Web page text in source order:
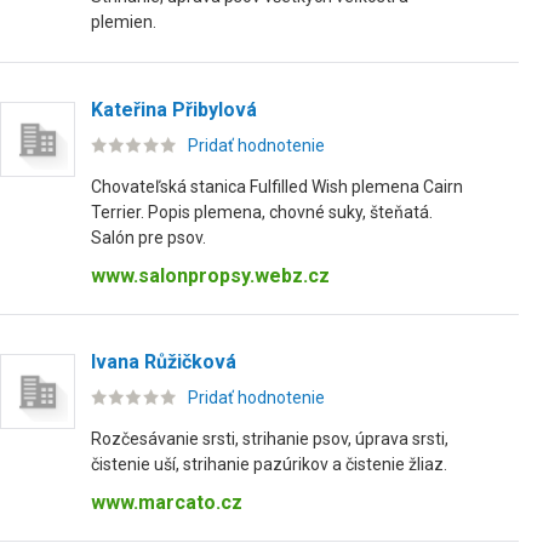
plemien.
Kateřina Přibylová
Pridať hodnotenie
Chovateľská stanica Fulfilled Wish plemena Cairn
Terrier. Popis plemena, chovné suky, šteňatá.
Salón pre psov.
www.salonpropsy.webz.cz
Ivana Růžičková
Pridať hodnotenie
Rozčesávanie srsti, strihanie psov, úprava srsti,
čistenie uší, strihanie pazúrikov a čistenie žliaz.
www.marcato.cz